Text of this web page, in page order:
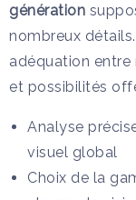
génération
nombreux
adéquation entre
et possibilités
Analyse
visuel global
Choix de la